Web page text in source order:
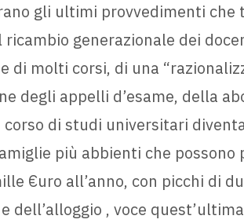
gli ultimi provvedimenti
generazionale dei
di molti corsi, di una
degli appelli d’esame, della
di studi universitari
più abbienti che possono
€uro all’anno, con picchi di
dell’alloggio , voce